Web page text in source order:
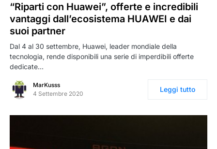
“Riparti con Huawei”, offerte e incredibili
vantaggi dall’ecosistema HUAWEI e dai
suoi partner
Dal 4 al 30 settembre, Huawei, leader mondiale della
tecnologia, rende disponibili una serie di imperdibili offerte
dedicate…
MarKusss
4 Settembre 2020
Leggi tutto